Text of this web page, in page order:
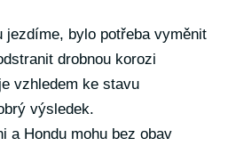
jezdíme, bylo potřeba vyměnit
drobnou korozi
vzhledem ke stavu
výsledek.
a Hondu mohu bez obav